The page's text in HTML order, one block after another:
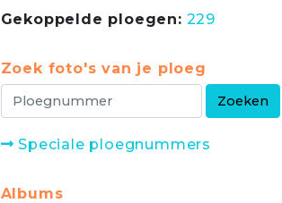
Gekoppelde ploegen: 229
Zoek foto's van je ploeg
Speciale ploegnummers
Albums